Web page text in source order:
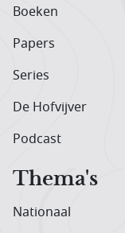
Boeken
Papers
Series
De Hofvijver
Podcast
Thema's
Nationaal